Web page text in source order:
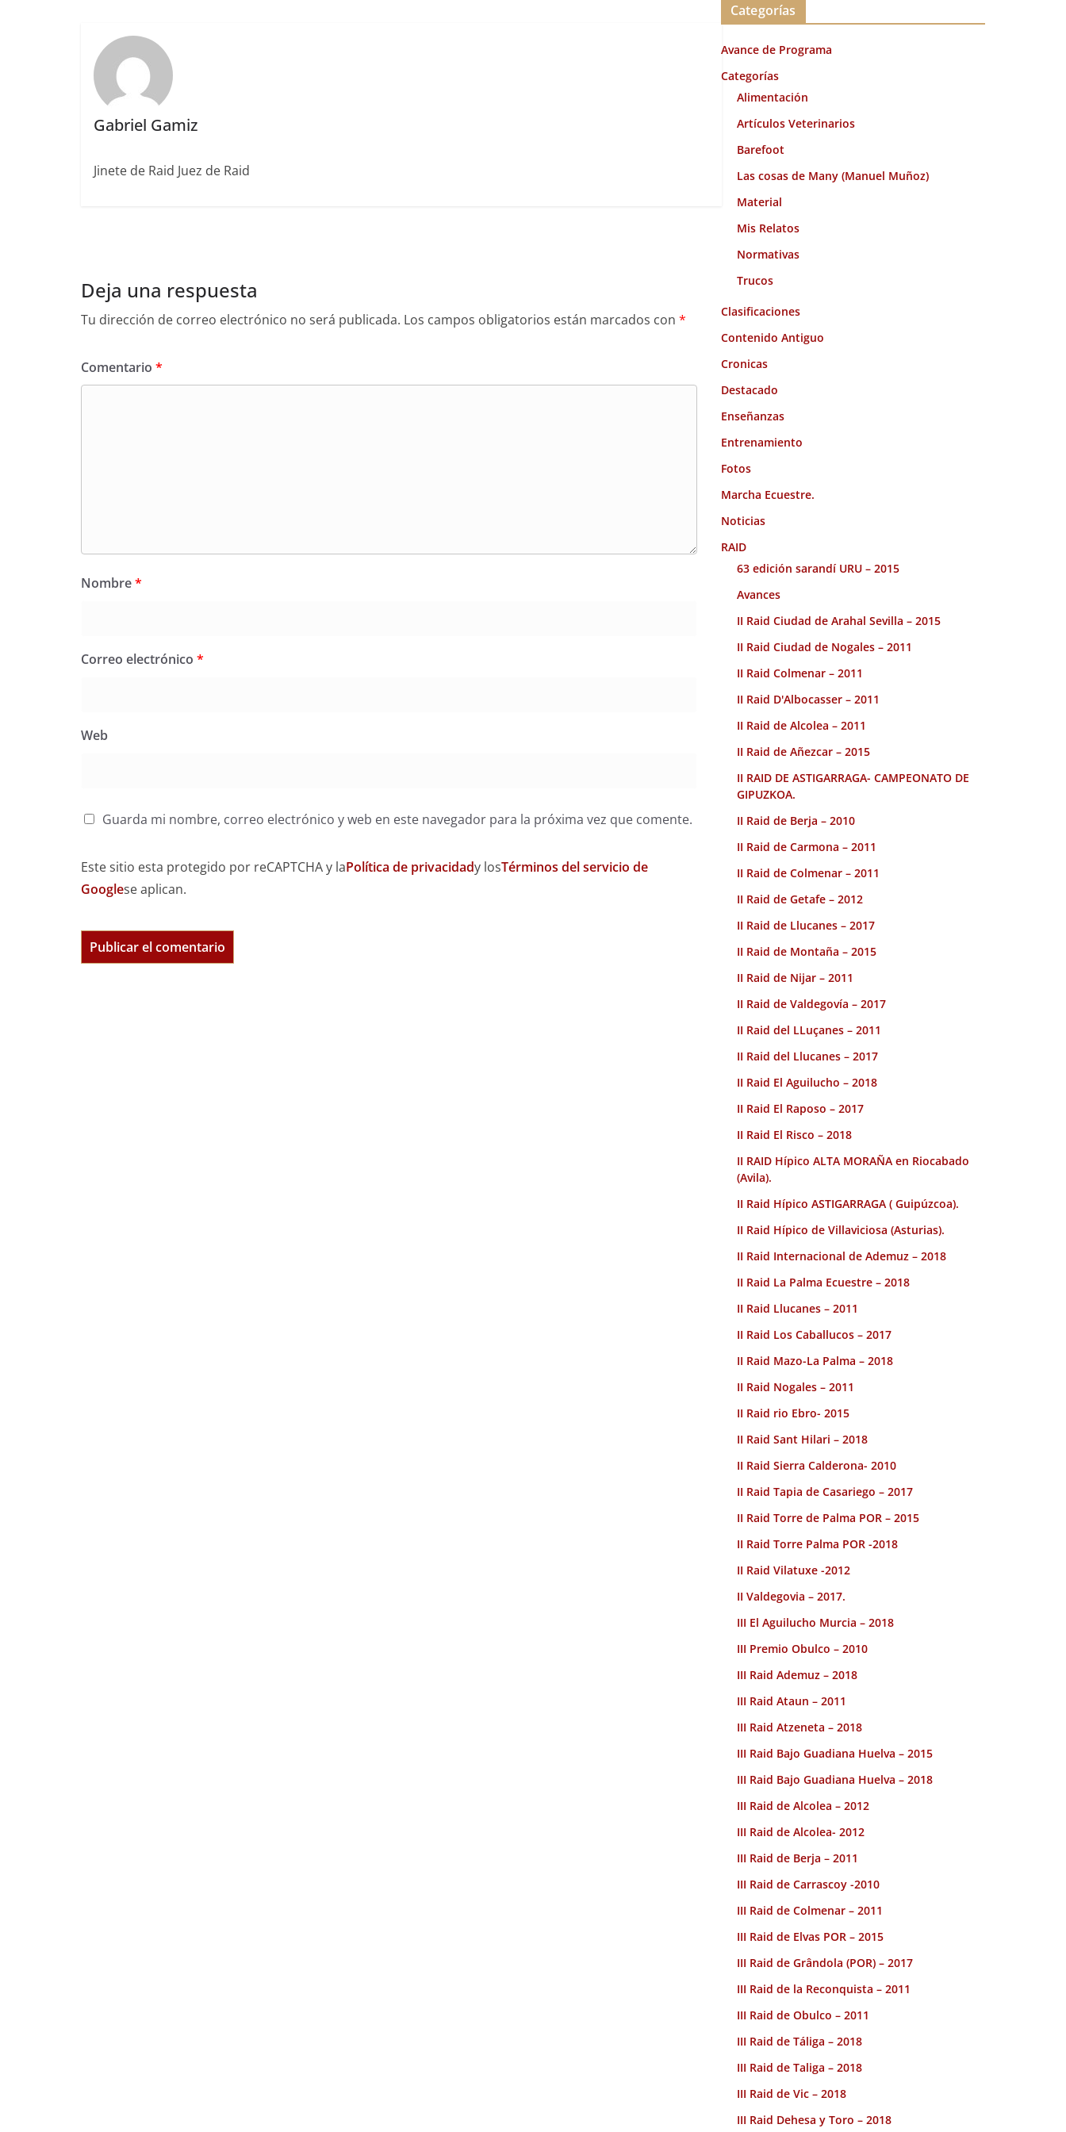
b
o
Gabriel Gamiz
Jinete de Raid Juez de Raid
Deja una respuesta
Tu dirección de correo electrónico no será publicada. Los campos obligatorios están marcados con *
Comentario *
Nombre*
Correo electrónico *
Web
Guarda mi nombre, correo electrónico y web en este navegador para la próxima vez que comente.
Este sitio esta protegido por reCAPTCHA y laPolítica de privacidady losTérminos del servicio de
Googlese aplican.
v
o
Categorías
Avance de Programa
Categorías
Alimentación
Artículos Veterinarios
Barefoot
Las cosas de Many (Manuel Muñoz)
Material
Mis Relatos
Normativas
Trucos
Clasificaciones
Contenido Antiguo
Cronicas
Destacado
Enseñanzas
Entrenamiento
Fotos
Marcha Ecuestre.
Noticias
RAID
63 edición sarandí URU – 2015
Avances
II Raid Ciudad de Arahal Sevilla – 2015
II Raid Ciudad de Nogales – 2011
II Raid Colmenar – 2011
II Raid D'Albocasser – 2011
II Raid de Alcolea – 2011
II Raid de Añezcar – 2015
II RAID DE ASTIGARRAGA- CAMPEONATO DE
GIPUZKOA.
II Raid de Berja – 2010
II Raid de Carmona – 2011
II Raid de Colmenar – 2011
II Raid de Getafe – 2012
II Raid de Llucanes – 2017
II Raid de Montaña – 2015
II Raid de Nijar – 2011
II Raid de Valdegovía – 2017
II Raid del LLuçanes – 2011
II Raid del Llucanes – 2017
II Raid El Aguilucho – 2018
II Raid El Raposo – 2017
II Raid El Risco – 2018
II RAID Hípico ALTA MORAÑA en Riocabado
(Avila).
II Raid Hípico ASTIGARRAGA ( Guipúzcoa).
II Raid Hípico de Villaviciosa (Asturias).
II Raid Internacional de Ademuz – 2018
II Raid La Palma Ecuestre – 2018
II Raid Llucanes – 2011
II Raid Los Caballucos – 2017
II Raid Mazo-La Palma – 2018
II Raid Nogales – 2011
II Raid rio Ebro- 2015
II Raid Sant Hilari – 2018
II Raid Sierra Calderona- 2010
II Raid Tapia de Casariego – 2017
II Raid Torre de Palma POR – 2015
II Raid Torre Palma POR -2018
II Raid Vilatuxe -2012
II Valdegovia – 2017.
III El Aguilucho Murcia – 2018
III Premio Obulco – 2010
III Raid Ademuz – 2018
III Raid Ataun – 2011
III Raid Atzeneta – 2018
III Raid Bajo Guadiana Huelva – 2015
III Raid Bajo Guadiana Huelva – 2018
III Raid de Alcolea – 2012
III Raid de Alcolea- 2012
III Raid de Berja – 2011
III Raid de Carrascoy -2010
III Raid de Colmenar – 2011
III Raid de Elvas POR – 2015
III Raid de Grândola (POR) – 2017
III Raid de la Reconquista – 2011
III Raid de Obulco – 2011
III Raid de Táliga – 2018
III Raid de Taliga – 2018
III Raid de Vic – 2018
III Raid Dehesa y Toro – 2018